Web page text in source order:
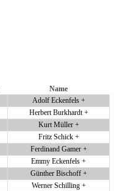
Name
Adolf Eckenfels +
Herbert Burkhardt +
Kurt Müller +
Fritz Schick +
Ferdinand Gamer +
Emmy Eckenfels +
Günther Bischoff +
Werner Schilling +